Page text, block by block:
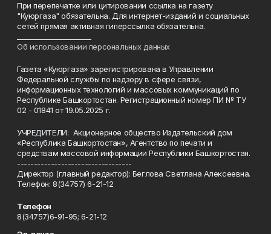
При перепечатке или цитировании ссылка на газету
"Куюргаза" обязательна. Для интернет-изданий и социальных
сетей прямая активная гиперссылка обязательна.
Об использовании персональных данных
Газета «Куюргаза» зарегистрирована в Управлении
Федеральной службы по надзору в сфере связи,
информационных технологий и массовых коммуникаций по
Республике Башкортостан. Регистрационный номер ПИ № ТУ
02 - 01841 от 19.05.2025 г.
УЧРЕДИТЕЛИ: Акционерное общество Издательский дом
«Республика Башкортостан», Агентство по печати и
средствам массовой информации Республики Башкортостан.
----------------------------------
Директор (главный редактор): Беглова Светлана Алексеевна.
Телефон: 8(34757) 6-21-12
Телефон
8(34757)6-91-95; 6-21-12